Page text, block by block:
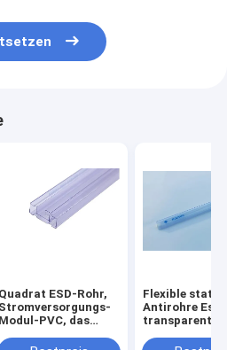
Quadrat ESD-Rohr,
Stromversorgungs-
Modul-PVC, das
Flexible
Antirohre Esd,
transparente
verpacken